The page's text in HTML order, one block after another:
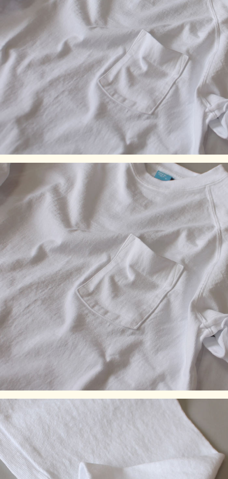
製品染め後に、洗濯、乾燥済みのため、最も縮んでいる状態
です。着用していくうちに詰まっている編み目が緩み、身体
に馴染んでいきます。
※製品染め商品の特性上、一点一点染め上がりのお色やサイ
ズに若干の誤差がございますので予めご了承ください。ま
た、独特のユーズド感のある表情、多少のゆがみや擦れ、縫
い目部分のしわ、編み地の筋やムラなどは製品の特徴です。
素材の持つ不均一感やラフ感をお楽しみください。
※顔料染めを用いた製品には袖や身頃の脇などに白線状の色
落ちが見られますが、生産過程において必ず生じるものとな
っており製品不良等ではありません。